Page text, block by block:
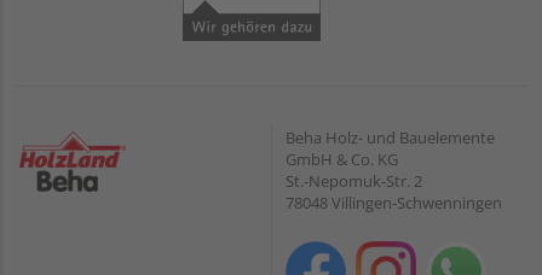
Beha Holz- und Bauelemente
GmbH & Co. KG
St.-Nepomuk-Str. 2
78048 Villingen-Schwenningen